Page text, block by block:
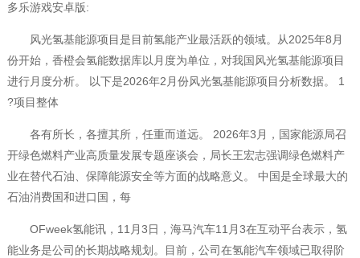
多乐游戏安卓版:
风光氢基能源项目是目前氢能产业最活跃的领域。从2025年8月
份开始，香橙会氢能数据库以月度为单位，对我国风光氢基能源项目
进行月度分析。 以下是2026年2月份风光氢基能源项目分析数据。 1
?项目整体
各有所长，各擅其所，任重而道远。 2026年3月，国家能源局召
开绿色燃料产业高质量发展专题座谈会，局长王宏志强调绿色燃料产
业在替代石油、保障能源安全等方面的战略意义。 中国是全球最大的
石油消费国和进口国，每
OFweek氢能讯，11月3日，海马汽车11月3在互动平台表示，氢
能业务是公司的长期战略规划。目前，公司在氢能汽车领域已取得阶